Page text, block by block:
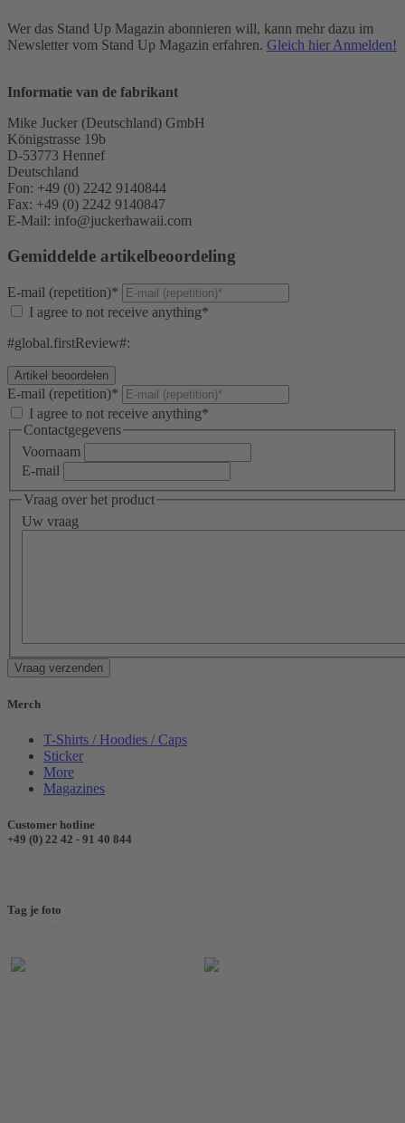
Wer das Stand Up Magazin abonnieren will, kann mehr dazu im
Newsletter vom Stand Up Magazin erfahren. Gleich hier Anmelden!
Informatie van de fabrikant
Mike Jucker (Deutschland) GmbH
Königstrasse 19b
D-53773 Hennef
Deutschland
Fon: +49 (0) 2242 9140844
Fax: +49 (0) 2242 9140847
E-Mail: info@juckerhawaii.com
Gemiddelde artikelbeoordeling
E-mail (repetition)*
I agree to not receive anything*
#global.firstReview#:
E-mail (repetition)*
I agree to not receive anything*
Contactgegevens
Voornaam
E-mail
Vraag over het product
Uw vraag
Vraag verzenden
Merch
T-Shirts / Hoodies / Caps
Sticker
More
Magazines
Customer hotline
+49 (0) 22 42 - 91 40 844
Tag je foto